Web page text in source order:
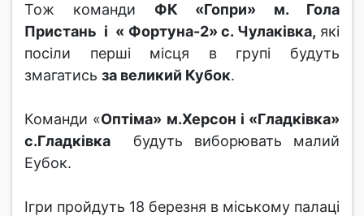
Тож команди ФК «Гопри» м. Гола
Пристань і « Фортуна-2» с. Чулаківка, які
посіли перші місця в групі будуть
змагатись за великий Кубок.
Команди «Оптіма» м.Херсон і «Гладківка»
с.Гладківка будуть виборювать малий
Еубок.
Ігри пройдуть 18 березня в міському палаці